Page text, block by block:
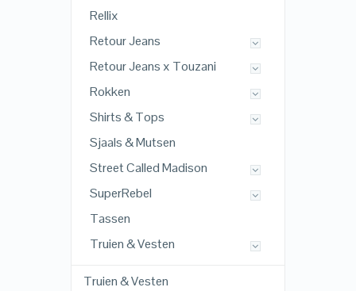
Rellix
Retour Jeans
Retour Jeans x Touzani
Rokken
Shirts & Tops
Sjaals & Mutsen
Street Called Madison
SuperRebel
Tassen
Truien & Vesten
Truien & Vesten